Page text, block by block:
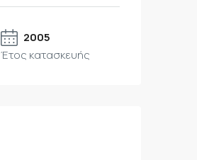
2005
Έτος κατασκευής